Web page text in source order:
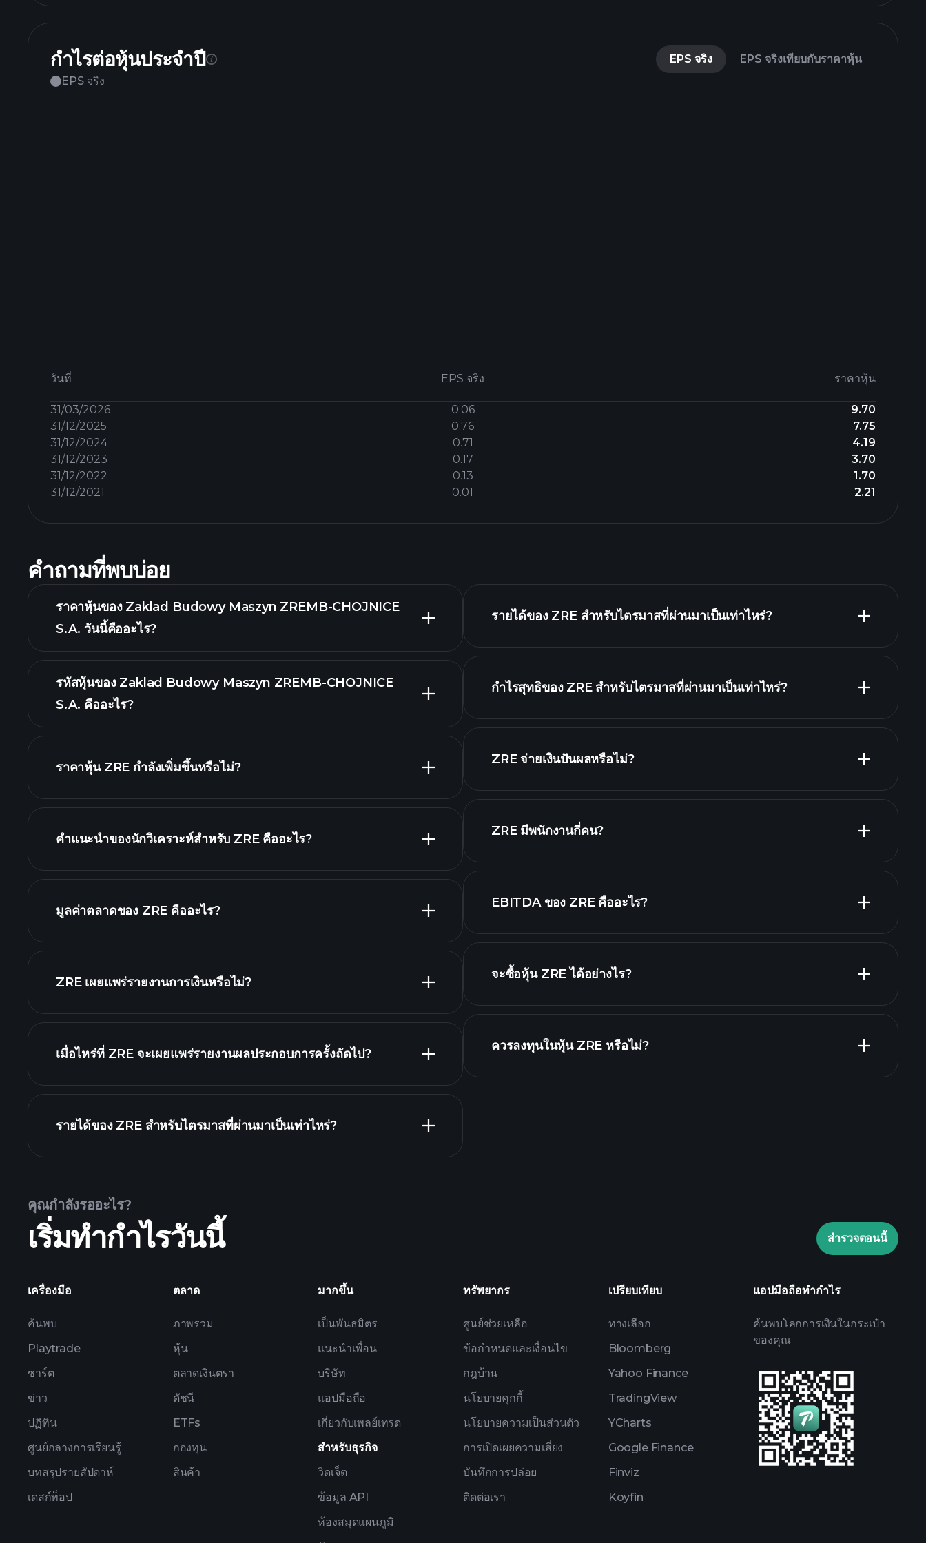
กำไรต่อหุ้นประจำปี EPS จริง
EPS จริงเทียบกับราคาหุ้น
EPS จริง
วันที่ EPS จริง ราคาหุ้น
31/03/2026 0.06
9.70
31/12/2025
0.76
7.75
31/12/2024
0.71
4.19
31/12/2023
0.17
3.70
31/12/2022
0.13
1.70
31/12/2021
0.01 2.21
คำถามที่พบบ่อย
ราคาหุ้นของ Zaklad Budowy Maszyn ZREMB-CHOJNICE
S.A. วันนี้คืออะไร?
กราฟขั้นสูง
รหัสหุ้นของ Zaklad Budowy Maszyn ZREMB-CHOJNICE
S.A. คืออะไร?
ราคาหุ้น ZRE กำลังเพิ่มขึ้นหรือไม่?
คำแนะนำของนักวิเคราะห์สำหรับ ZRE คืออะไร?
มูลค่าตลาดของ ZRE คืออะไร?
รายชื่อหุ้นของเรา
ZRE เผยแพร่รายงานการเงินหรือไม่?
ZRE รายงานการเงิน
เมื่อไหร่ที่ ZRE จะเผยแพร่รายงานผลประกอบการครั้งถัดไป?
ปฏิทินผลประกอบการ
รายได้ของ ZRE สำหรับไตรมาสที่ผ่านมาเป็นเท่าไหร่?
ผลประกอบการของ ZRE
รายได้ของ ZRE สำหรับไตรมาสที่ผ่านมาเป็นเท่าไหร่?
กำไรสุทธิของ ZRE สำหรับไตรมาสที่ผ่านมาเป็นเท่าไหร่?
ZRE จ่ายเงินปันผลหรือไม่?
หุ้นที่จ่ายเงินปันผลสูง
ZRE มีพนักงานกี่คน?
นายจ้างที่ใหญ่ที่สุด
EBITDA ของ ZRE คืออะไร?
รายงานทางการเงิน ZRE
จะซื้อหุ้น ZRE ได้อย่างไร?
Playtrade Tournaments
ควรลงทุนในหุ้น ZRE หรือไม่?
ข้อมูลตลาดที่ขับ
คุณกำลังรออะไร?
เริ่มทำกำไรวันนี้ สำรวจตอนนี้
เครื่องมือ
ค้นพบ
Playtrade
ชาร์ต
ข่าว
ปฏิทิน
ศูนย์กลางการเรียนรู้
บทสรุปรายสัปดาห์
เดสก์ท็อป
ตลาด
ภาพรวม
หุ้น
ตลาดเงินตรา
ดัชนี
ETFs
กองทุน
สินค้า
มากขึ้น
เป็นพันธมิตร
แนะนำเพื่อน
บริษัท
แอปมือถือ
เกี่ยวกับเพลย์เทรด
สำหรับธุรกิจ
วิดเจ็ต
ข้อมูล API
ห้องสมุดแผนภูมิ
ทรัพยากร
ศูนย์ช่วยเหลือ
ข้อกำหนดและเงื่อนไข
กฎบ้าน
นโยบายคุกกี้
นโยบายความเป็นส่วนตัว
การเปิดเผยความเสี่ยง
บันทึกการปล่อย
ติดต่อเรา
เปรียบเทียบ
ทางเลือก
Bloomberg
Yahoo Finance
TradingView
YCharts
Google Finance
Finviz
Koyfin
แอปมือถือทำกำไร
ค้นพบโลกการเงินในกระเป๋า
ของคุณ